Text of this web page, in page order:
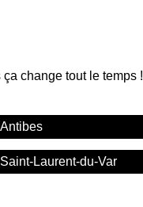
change tout le temps !
Antibes
Saint-Laurent-du-Var